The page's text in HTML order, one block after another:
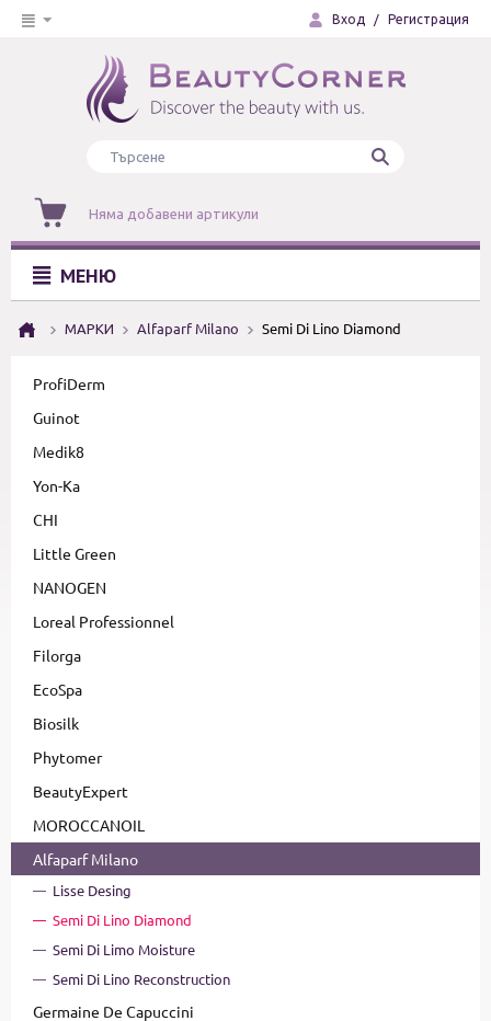
Вход / Регистрация
Няма добавени артикули
МЕНЮ
МАРКИ Alfaparf Milano Semi Di Lino Diamond
ProfiDerm
Guinot
Medik8
Yon-Ka
CHI
Little Green
NANOGEN
Loreal Professionnel
Filorga
EcoSpa
Biosilk
Phytomer
BeautyExpert
MOROCCANOIL
Alfaparf Milano
Lisse Desing
Semi Di Lino Diamond
Semi Di Limo Moisture
Semi Di Lino Reconstruction
Germaine De Capuccini